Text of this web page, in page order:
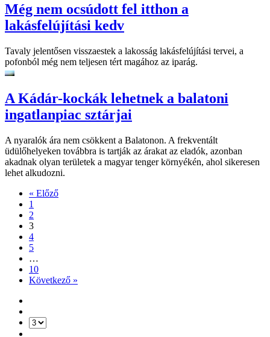
Még nem ocsúdott fel itthon a
lakásfelújítási kedv
Tavaly jelentősen visszaestek a lakosság lakásfelújítási tervei, a
pofonból még nem teljesen tért magához az iparág.
A Kádár-kockák lehetnek a balatoni
ingatlanpiac sztárjai
A nyaralók ára nem csökkent a Balatonon. A frekventált
üdülőhelyeken továbbra is tartják az árakat az eladók, azonban
akadnak olyan területek a magyar tenger környékén, ahol sikeresen
lehet alkudozni.
« Előző
1
2
3
4
5
…
10
Következő »